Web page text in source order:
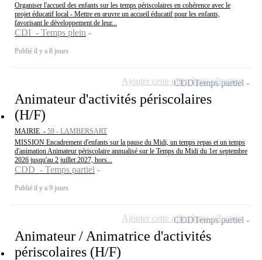
Organiser l'accueil des enfants sur les temps périscolaires en cohérence avec le
projet éducatif local - Mettre en œuvre un accueil éducatif pour les enfants,
favorisant le développement de leur...
CDI - Temps plein
Publié il y a 8 jours
Animateur d'activités périscolaires
(H/F)
MAIRIE - 59 - LAMBERSART
MISSION Encadrement d'enfants sur la pause du Midi, un temps repas et un temps
d'animation Animateur périscolaire annualisé sur le Temps du Midi du 1er septembre
2026 jusqu'au 2 juillet 2027, hors...
CDD - Temps partiel
Publié il y a 9 jours
CDDTemps partiel
Ajouter cette offre à ma sélection
Animateur / Animatrice d'activités
périscolaires (H/F)
CDDTemps partiel
Ajouter cette offre à ma sélection